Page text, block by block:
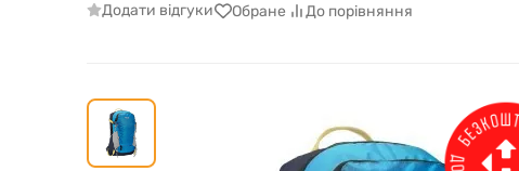
Додати відгуки Обране До порівняння